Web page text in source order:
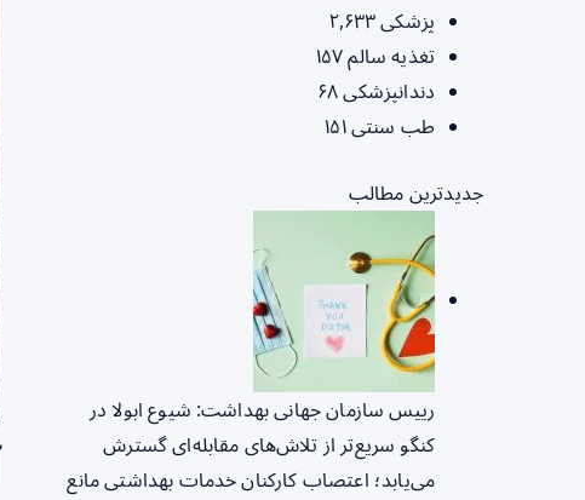
پزشکی۲,۶۳۳
تغذیه سالم۱۵۷
دندانپزشکی۶۸
طب سنتی۱۵۱
جدیدترین مطالب
رییس سازمان جهانی بهداشت: شیوع ابولا در
کنگو سریع‌تر از تلاش‌های مقابله‌ای گسترش
می‌یابد؛ اعتصاب کارکنان خدمات بهداشتی مانع